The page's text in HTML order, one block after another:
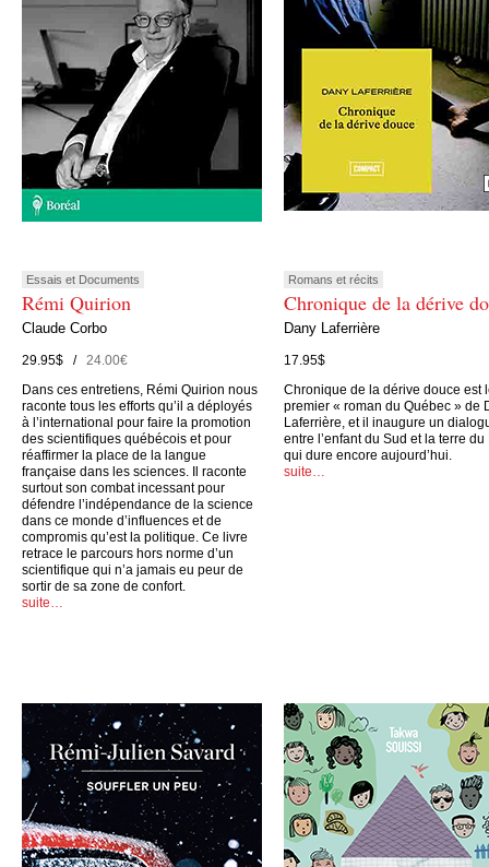
Essais et Documents
Rémi Quirion
Claude Corbo
29.95$ /24.00€
Dans ces entretiens, Rémi Quirion nous
raconte tous les efforts qu’il a déployés
à l’international pour faire la promotion
des scientifiques québécois et pour
réaffirmer la place de la langue
française dans les sciences. Il raconte
surtout son combat incessant pour
défendre l’indépendance de la science
dans ce monde d’influences et de
compromis qu’est la politique. Ce livre
retrace le parcours hors norme d’un
scientifique qui n’a jamais eu peur de
sortir de sa zone de confort.
suite…
Romans et récits
Chronique de la dérive
Dany Laferrière
17.95$
Chronique de la dérive douce est
premier « roman du Québec » de
Laferrière, et il inaugure un
entre l’enfant du Sud et la terre du
qui dure encore aujourd’hui.
suite…